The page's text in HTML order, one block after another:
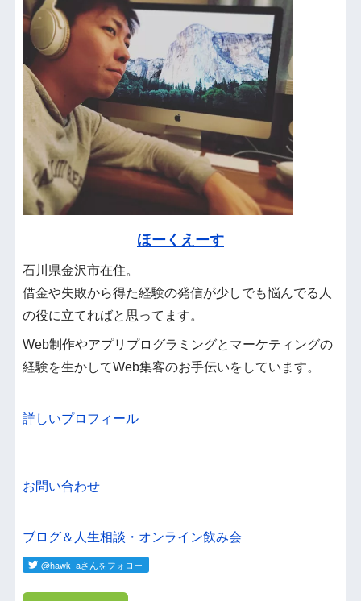
ほーくえーす
石川県金沢市在住。
借金や失敗から得た経験の発信が少しでも悩んでる人
の役に立てればと思ってます。
Web制作やアプリプログラミングとマーケティングの
経験を生かしてWeb集客のお手伝いをしています。
詳しいプロフィール
お問い合わせ
ブログ＆人生相談・オンライン飲み会